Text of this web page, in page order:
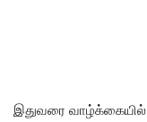
இதுவரை